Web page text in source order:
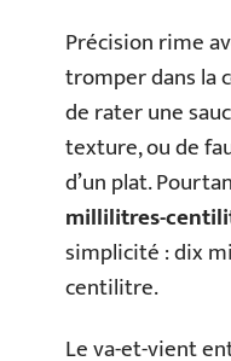
Précision rime
tromper dans la
de rater une
texture, ou de
d’un plat.
millilitres-
simplicité : dix
centilitre.
Le va-et-vient